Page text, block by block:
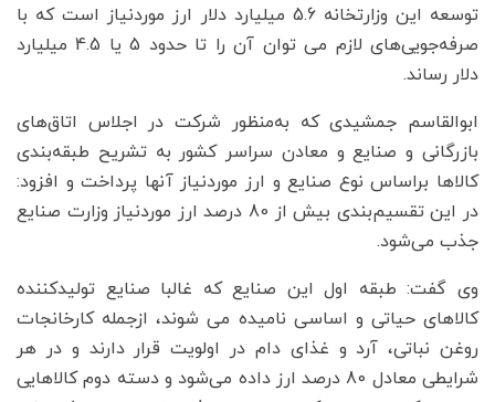
توسعه این وزارتخانه 5.6 میلیارد دلار ارز موردنیاز است که با
صرفه‌جویی‌های لازم می توان آن را تا حدود 5 یا 4.5 میلیارد
دلار رساند.
ابوالقاسم جمشیدی که به‌منظور شرکت در اجلاس اتاق‌های
بازرگانی و صنایع و معادن سراسر کشور به تشریح طبقه‌بندی
کالاها براساس نوع صنایع و ارز موردنیاز آنها پرداخت و افزود:
در این تقسیم‌بندی بیش از 80 درصد ارز موردنیاز وزارت صنایع
جذب می‌شود.
وی گفت: طبقه اول این صنایع که غالبا صنایع تولیدکننده
کالاهای حیاتی و اساسی نامیده می شوند، ازجمله کارخانجات
روغن نباتی، آرد و غذای دام در اولویت قرار دارند و در هر
شرایطی معادل 80 درصد ارز داده می‌شود و دسته دوم کالاهایی